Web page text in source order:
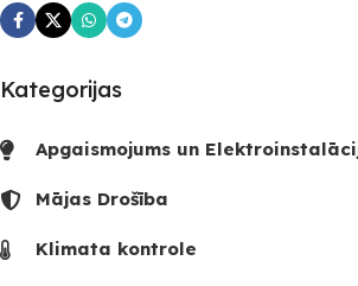
Kategorijas
Apgaismojums un
Mājas Drošība
Klimata kontrole